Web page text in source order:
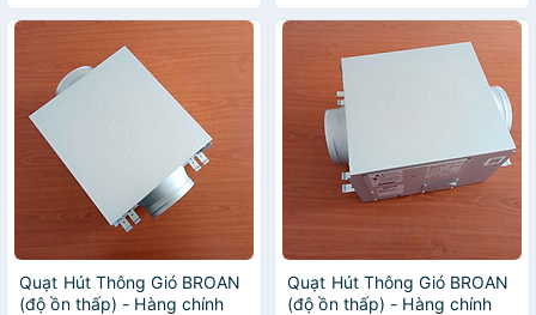
Quạt Hút Thông Gió BROAN
(độ ồn thấp) - Hàng chính
Quạt Hút Thông Gió BROAN
(độ ồn thấp) - Hàng chính